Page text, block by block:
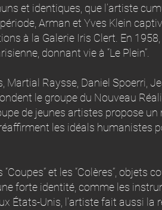
et identiques, que l’artiste
Arman et Yves Klein
à la Galerie Iris Clert. En
donnant vie à “Le Plein”.
Martial Raysse, Daniel Spoerri,
le groupe du Nouveau
de jeunes artistes propose un
les idéals humanistes
et les “Colères”, objets
forte identité, comme les
États-Unis, l’artiste fait aussi la